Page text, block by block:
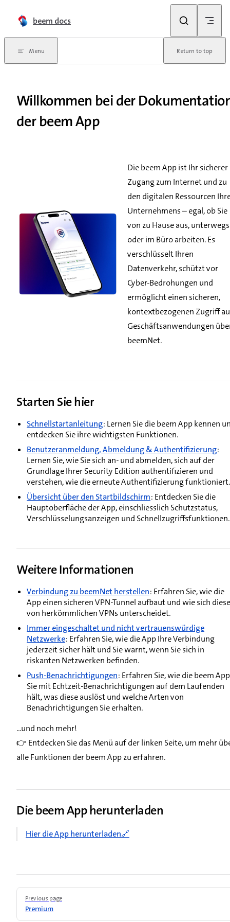
beem docs
Menu Return to top
Willkommen bei der
der beem App
Die beem App ist Ihr sicherer
Zugang zum Internet und zu
den digitalen Ressourcen
Unternehmens – egal, ob Sie
von zu Hause aus, unterwegs
oder im Büro arbeiten. Es
verschlüsselt Ihren
Datenverkehr, schützt vor
Cyber-Bedrohungen und
ermöglicht einen sicheren,
kontextbezogenen Zugriff
Geschäftsanwendungen
beemNet.
Starten Sie hier
Schnellstartanleitung: Lernen Sie die beem App kennen
entdecken Sie ihre wichtigsten Funktionen.
Benutzeranmeldung, Abmeldung & Authentifizierung:
Lernen Sie, wie Sie sich an- und abmelden, sich auf der
Grundlage Ihrer Security Edition authentifizieren und
verstehen, wie die erneute Authentifizierung funktioniert.
Übersicht über den Startbildschirm: Entdecken Sie die
Hauptoberfläche der App, einschliesslich Schutzstatus,
Verschlüsselungsanzeigen und Schnellzugriffsfunktionen.
Weitere Informationen
Verbindung zu beemNet herstellen: Erfahren Sie, wie die
App einen sicheren VPN-Tunnel aufbaut und wie sich
von herkömmlichen VPNs unterscheidet.
Immer eingeschaltet und nicht vertrauenswürdige
Netzwerke: Erfahren Sie, wie die App Ihre Verbindung
jederzeit sicher hält und Sie warnt, wenn Sie sich in
riskanten Netzwerken befinden.
Push-Benachrichtigungen: Erfahren Sie, wie die beem App
Sie mit Echtzeit-Benachrichtigungen auf dem Laufenden
hält, was diese auslöst und welche Arten von
Benachrichtigungen Sie erhalten.
...und noch mehr!
👉 Entdecken Sie das Menü auf der linken Seite, um mehr
alle Funktionen der beem App zu erfahren.
Die beem App herunterladen
Hier die App herunterladen
Pager
Previous page
Premium